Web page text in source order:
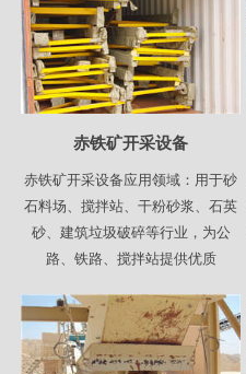
赤铁矿开采设备
赤铁矿开采设备应用领域：用于砂
石料场、搅拌站、干粉砂浆、石英
砂、建筑垃圾破碎等行业，为公
路、铁路、搅拌站提供优质